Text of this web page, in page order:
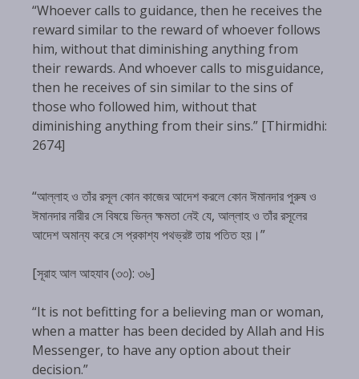
“Whoever calls to guidance, then he receives the
reward similar to the reward of whoever follows
him, without that diminishing anything from
their rewards. And whoever calls to misguidance,
then he receives of sin similar to the sins of
those who followed him, without that
diminishing anything from their sins.” [Thirmidhi:
2674]
“আল্লাহ ও তাঁর রসূল কোন কাজের আদেশ করলে কোন ঈমানদার পুরুষ ও
ঈমানদার নারীর সে বিষয়ে ভিন্ন ক্ষমতা নেই যে, আল্লাহ ও তাঁর রসূলের
আদেশ অমান্য করে সে প্রকাশ্য পথভ্রষ্ট তায় পতিত হয়।”
[সূরাহ আল আহযাব (৩৩): ৩৬]
“It is not befitting for a believing man or woman,
when a matter has been decided by Allah and His
Messenger, to have any option about their
decision.”